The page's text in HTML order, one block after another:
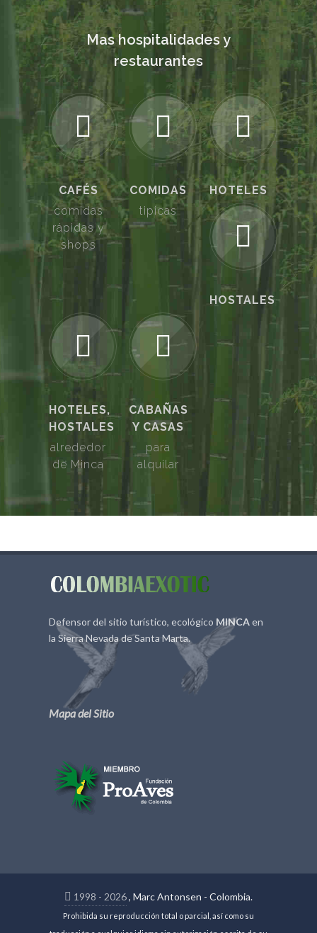
Mas hospitalidades y
restaurantes
CAFÉS
comidas
rápidas y
shops
COMIDAS
tipicas
HOTELES
HOSTALES
HOTELES,
HOSTALES
alrededor
de Minca
CABAÑAS
Y CASAS
para
alquilar
Defensor del sitio turístico, ecológico MINCAen
la Sierra Nevada de Santa Marta.
Mapa del Sitio
1998 - 2026, Marc Antonsen - Colombia.
Prohibida su reproducción total o parcial, así como su